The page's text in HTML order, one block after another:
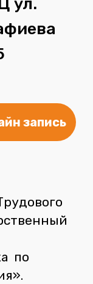
запись
по